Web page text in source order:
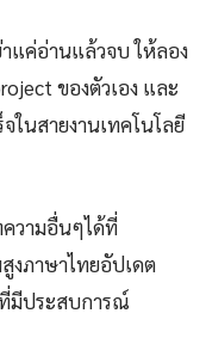
แค่อ่านแล้วจบ ให้ลอง
ของตัวเอง และ
นสายงานเทคโนโลยี
วามอื่นๆได้ที่
งภาษาไทยอัปเดต
มีประสบการณ์